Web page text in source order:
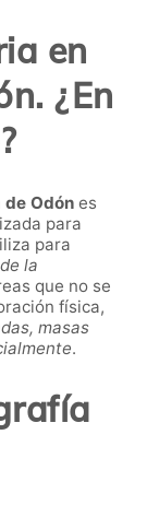
en
¿En
Odón es
para
para
la
que no se
física,
masas
.